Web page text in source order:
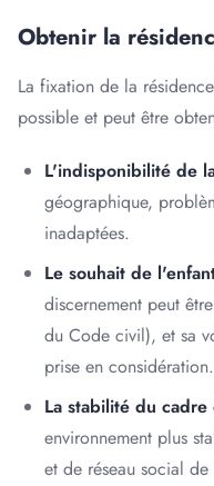
Obtenir la
La fixation de la
possible et peut être
L'indisponibilité de
géographique,
inadaptées.
Le souhait de
discernement peut
du Code civil), et sa
prise en considération.
La stabilité du
environnement plus
et de réseau social